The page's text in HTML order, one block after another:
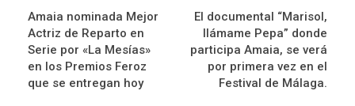
Amaia nominada Mejor
Actriz de Reparto en
Serie por «La Mesías»
en los Premios Feroz
que se entregan hoy
El documental “Marisol,
llámame Pepa” donde
participa Amaia, se verá
por primera vez en el
Festival de Málaga.